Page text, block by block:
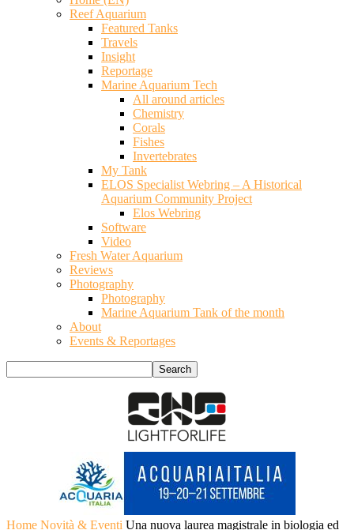
Reef Aquarium
Featured Tanks
Travels
Insight
Reportage
Marine Aquarium Tech
All around articles
Chemistry
Corals
Fishes
Invertebrates
My Tank
ELOS Specialist Webring – A Historical
Aquarium Community Project
Elos Webring
Software
Video
Fresh Water Aquarium
Reviews
Photography
Photography
Marine Aquarium Tank of the month
About
Events & Reportages
Home Novità & Eventi Una nuova laurea magistrale in biologia ed